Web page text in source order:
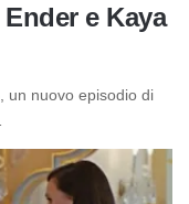
e Kaya
un nuovo episodio di